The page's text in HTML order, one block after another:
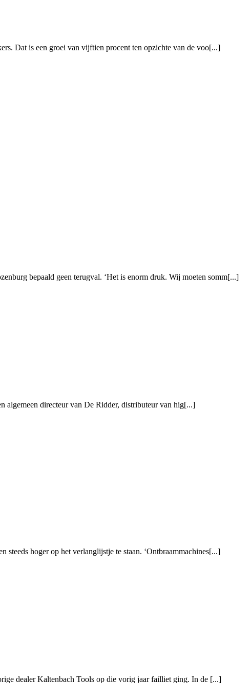
Dat is een groei van vijftien procent ten opzichte van de voo[...]
bepaald geen terugval. ‘Het is enorm druk. Wij moeten somm[...]
algemeen directeur van De Ridder, distributeur van hig[...]
steeds hoger op het verlanglijstje te staan. ‘Ontbraammachines[...]
dealer Kaltenbach Tools op die vorig jaar failliet ging. In de [...]